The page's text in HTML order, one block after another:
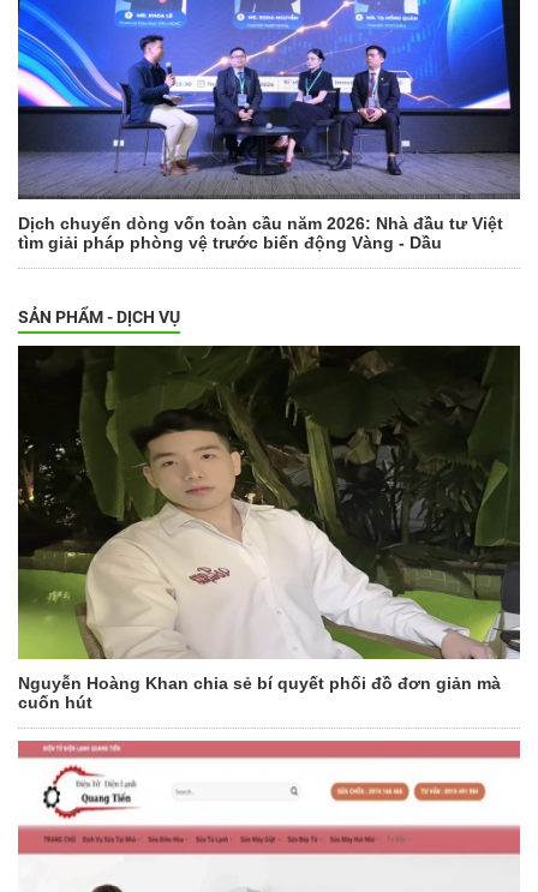
Dịch chuyển dòng vốn toàn cầu năm 2026: Nhà đầu tư Việt
tìm giải pháp phòng vệ trước biến động Vàng - Dầu
SẢN PHẨM - DỊCH VỤ
Nguyễn Hoàng Khan chia sẻ bí quyết phối đồ đơn giản mà
cuốn hút